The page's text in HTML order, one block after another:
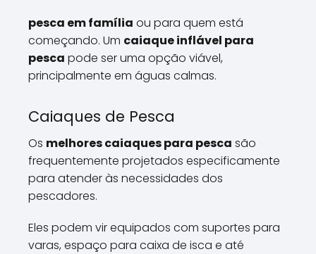
pesca em família ou para quem está
começando. Um caiaque inflável para
pesca pode ser uma opção viável,
principalmente em águas calmas.
Caiaques de Pesca
Os melhores caiaques para pesca são
frequentemente projetados especificamente
para atender às necessidades dos
pescadores.
Eles podem vir equipados com suportes para
varas, espaço para caixa de isca e até